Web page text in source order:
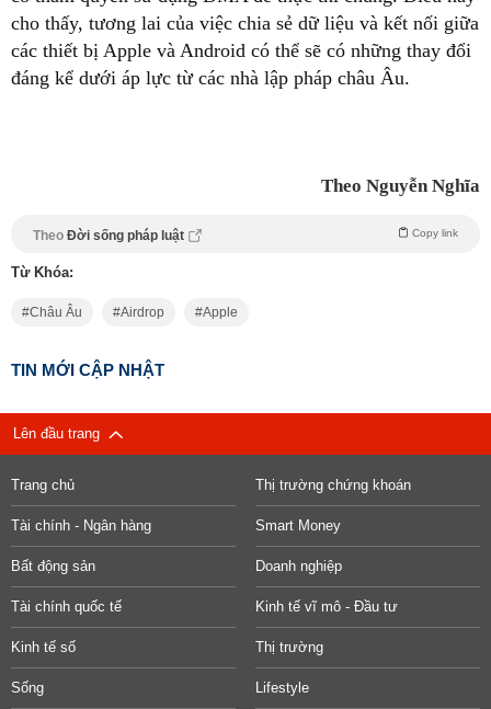
cho thấy, tương lai của việc chia sẻ dữ liệu và kết nối giữa
các thiết bị Apple và Android có thể sẽ có những thay đổi
đáng kể dưới áp lực từ các nhà lập pháp châu Âu.
Theo Nguyễn Nghĩa
Theo Đời sống pháp luật Copy link
Từ Khóa:
Châu Âu Airdrop Apple
TIN MỚI CẬP NHẬT
Lên đầu trang
Trang chủ Thị trường chứng khoán
Tài chính - Ngân hàng Smart Money
Bất động sản Doanh nghiệp
Tài chính quốc tế Kinh tế vĩ mô - Đầu tư
Kinh tế số Thị trường
Sống Lifestyle